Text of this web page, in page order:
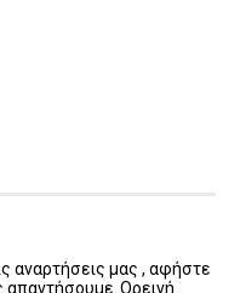
αναρτήσεις μας , αφήστε
απαντήσουμε. Ορεινή